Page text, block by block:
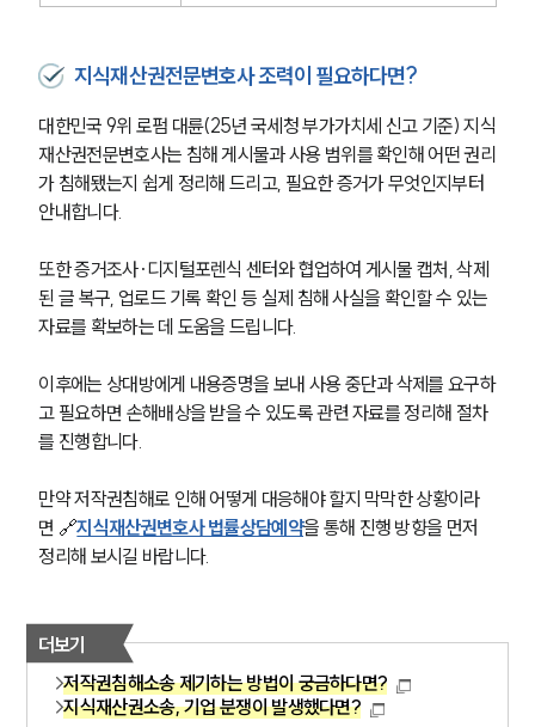
지식재산권전문변호사 조력이 필요하다면?
대한민국 9위 로펌 대륜(25년 국세청 부가가치세 신고 기준) 지식
재산권전문변호사는 침해 게시물과 사용 범위를 확인해 어떤 권리
가 침해됐는지 쉽게 정리해 드리고, 필요한 증거가 무엇인지부터
안내합니다.
또한 증거조사·디지털포렌식 센터와 협업하여 게시물 캡처, 삭제
된 글 복구, 업로드 기록 확인 등 실제 침해 사실을 확인할 수 있는
자료를 확보하는 데 도움을 드립니다.
이후에는 상대방에게 내용증명을 보내 사용 중단과 삭제를 요구하
고 필요하면 손해배상을 받을 수 있도록 관련 자료를 정리해 절차
를 진행합니다.
만약 저작권침해로 인해 어떻게 대응해야 할지 막막한 상황이라
면 🔗지식재산권변호사 법률상담예약을 통해 진행 방향을 먼저
정리해 보시길 바랍니다.
더보기
저작권침해소송 제기하는 방법이 궁금하다면?
지식재산권소송, 기업 분쟁이 발생했다면?